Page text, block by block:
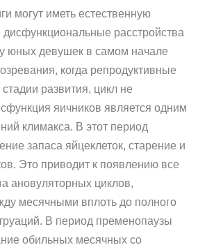
могут иметь естественную
расстройства
юных девушек в самом начале
когда репродуктивные
развития, цикл не
яичников является одним
климакса. В этот период
запаса яйцеклеток, старение и
Это приводит к появлению все
ановуляторных циклов,
месячными вплоть до полного
В период пременопаузы
обильных месячных со